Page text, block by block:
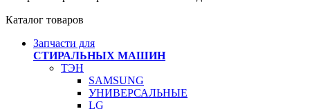
Каталог товаров
Запчасти для
СТИРАЛЬНЫХ МАШИН
ТЭН
SAMSUNG
УНИВЕРСАЛЬНЫЕ
LG